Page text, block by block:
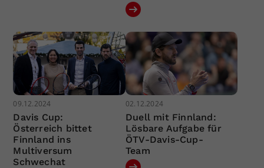
09.12.2024
Davis Cup:
Österreich bittet
Finnland ins
Multiversum
Schwechat
02.12.2024
Duell mit Finnland:
Lösbare Aufgabe für
ÖTV-Davis-Cup-
Team